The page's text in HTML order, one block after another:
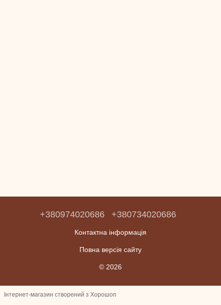
+380974020686 +380734020686
Контактна інформація
Повна версія сайту
© 2026
Інтернет-магазин створений з Хорошоп